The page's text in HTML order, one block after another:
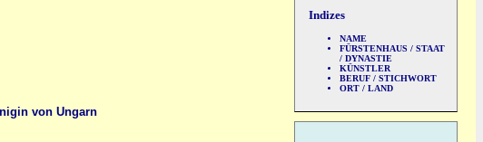
Indizes
NAME
FÜRSTENHAUS / STAAT
/ DYNASTIE
KÜNSTLER
BERUF / STICHWORT
ORT / LAND
von Ungarn